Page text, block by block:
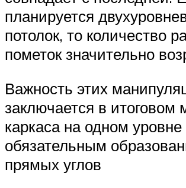
планируется
потолок, то количество
пометок значительно
Важность этих
заключается в итоговом
каркаса на одном уровне
обязательным
прямых углов